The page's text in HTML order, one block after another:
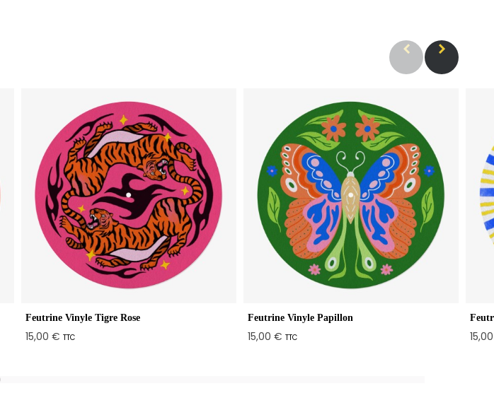
Feutrine Vinyle Tigre Rose
15,00 € TTC
Feutrine Vinyle Papillon
15,00 € TTC